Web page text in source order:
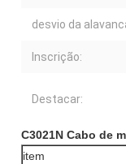
desvio da
Inscrição:
Destacar:
C3021N Cabo de
item